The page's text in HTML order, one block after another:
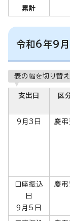
累計
令和6年9
表の幅を切り替
支出日 区
9月3日 慶弔
口座振込
日
9月5日
慶弔